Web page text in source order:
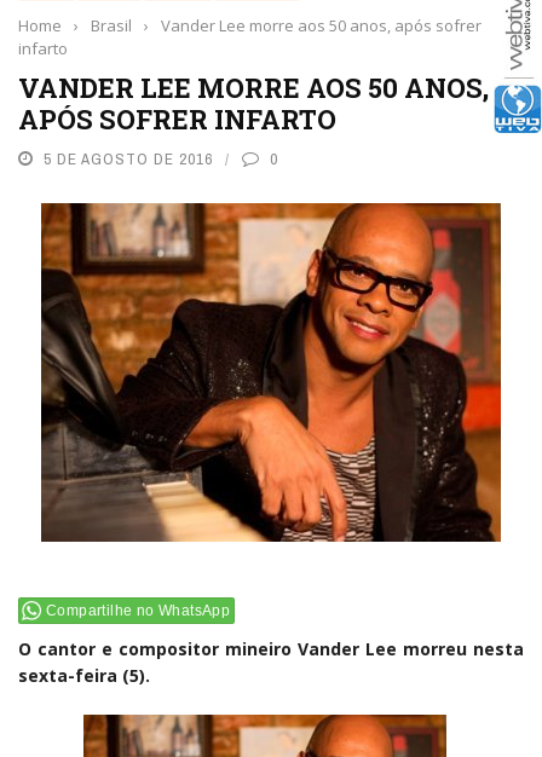
Home › Brasil ›
Vander Lee morre aos 50 anos, após sofrer
infarto
VANDER LEE MORRE AOS 50 ANOS,
APÓS SOFRER INFARTO
5 DE AGOSTO DE 2016 0
Compartilhe no WhatsApp
O cantor e compositor mineiro Vander Lee morreu nesta
sexta-feira (5).